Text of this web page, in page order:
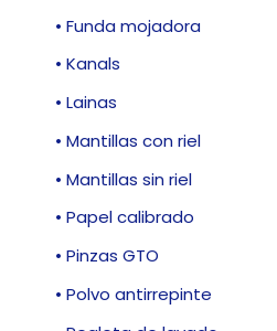
• Funda mojadora
• Kanals
• Lainas
• Mantillas con riel
• Mantillas sin riel
• Papel calibrado
• Pinzas GTO
• Polvo antirrepinte